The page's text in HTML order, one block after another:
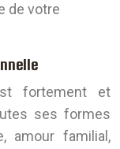
de votre
fortement et
ses formes
amour familial,